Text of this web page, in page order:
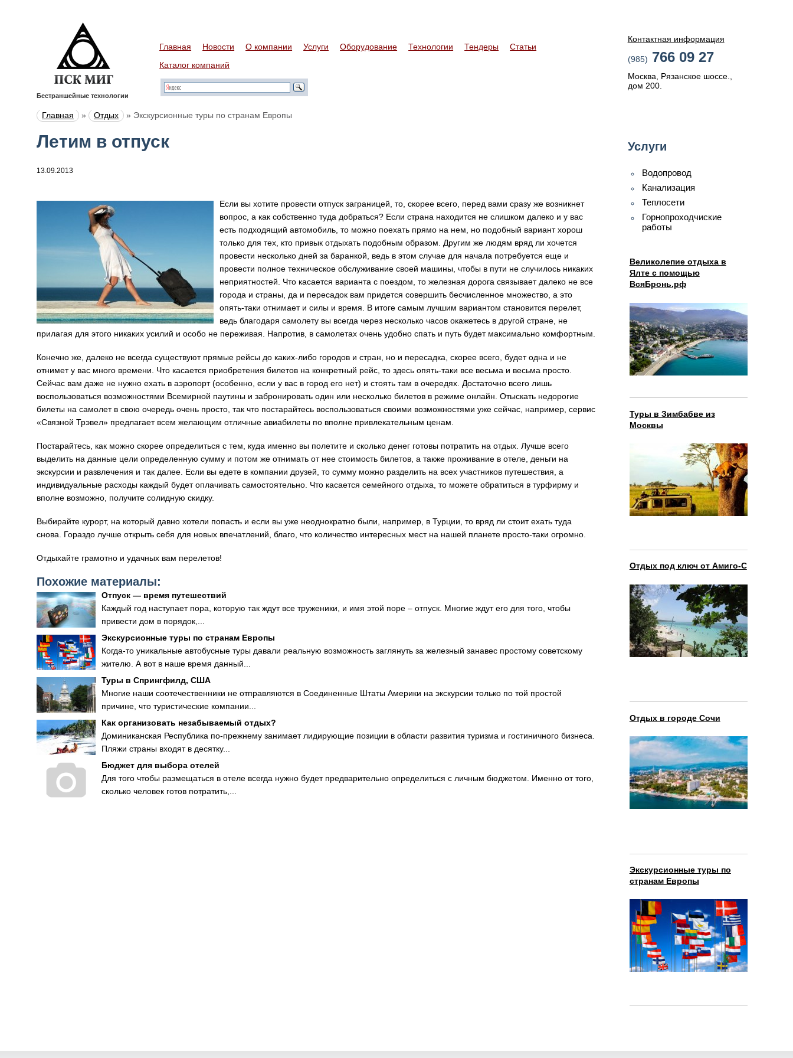
Бестраншейные технологии
Контактная информация
(985) 766 09 27
Москва, Рязанское шоссе.,
дом 200.
Главная Новости О компании Услуги Оборудование Технологии Тендеры
Статьи
Каталог компаний
Услуги
Водопровод
Канализация
Теплосети
Горнопроходчиские
работы
Великолепие отдыха в
Ялте с помощью
ВсяБронь.рф
Туры в Зимбабве из
Москвы
Отдых под ключ от Амиго-С
Отдых в городе Сочи
Экскурсионные туры по
странам Европы
Главная » Отдых » Экскурсионные туры по странам Европы
Летим в отпуск
13.09.2013
Если вы хотите провести отпуск заграницей, то, скорее всего, перед вами сразу же возникнет
вопрос, а как собственно туда добраться? Если страна находится не слишком далеко и у вас
есть подходящий автомобиль, то можно поехать прямо на нем, но подобный вариант хорош
только для тех, кто привык отдыхать подобным образом. Другим же людям вряд ли хочется
провести несколько дней за баранкой, ведь в этом случае для начала потребуется еще и
провести полное техническое обслуживание своей машины, чтобы в пути не случилось никаких
неприятностей. Что касается варианта с поездом, то железная дорога связывает далеко не все
города и страны, да и пересадок вам придется совершить бесчисленное множество, а это
опять-таки отнимает и силы и время. В итоге самым лучшим вариантом становится перелет,
ведь благодаря самолету вы всегда через несколько часов окажетесь в другой стране, не
прилагая для этого никаких усилий и особо не переживая. Напротив, в самолетах очень удобно спать и путь будет максимально комфортным.
Конечно же, далеко не всегда существуют прямые рейсы до каких-либо городов и стран, но и пересадка, скорее всего, будет одна и не
отнимет у вас много времени. Что касается приобретения билетов на конкретный рейс, то здесь опять-таки все весьма и весьма просто.
Сейчас вам даже не нужно ехать в аэропорт (особенно, если у вас в город его нет) и стоять там в очередях. Достаточно всего лишь
воспользоваться возможностями Всемирной паутины и забронировать один или несколько билетов в режиме онлайн. Отыскать недорогие
билеты на самолет в свою очередь очень просто, так что постарайтесь воспользоваться своими возможностями уже сейчас, например, сервис
«Связной Трэвел» предлагает всем желающим отличные авиабилеты по вполне привлекательным ценам.
Постарайтесь, как можно скорее определиться с тем, куда именно вы полетите и сколько денег готовы потратить на отдых. Лучше всего
выделить на данные цели определенную сумму и потом же отнимать от нее стоимость билетов, а также проживание в отеле, деньги на
экскурсии и развлечения и так далее. Если вы едете в компании друзей, то сумму можно разделить на всех участников путешествия, а
индивидуальные расходы каждый будет оплачивать самостоятельно. Что касается семейного отдыха, то можете обратиться в турфирму и
вполне возможно, получите солидную скидку.
Выбирайте курорт, на который давно хотели попасть и если вы уже неоднократно были, например, в Турции, то вряд ли стоит ехать туда
снова. Гораздо лучше открыть себя для новых впечатлений, благо, что количество интересных мест на нашей планете просто-таки огромно.
Отдыхайте грамотно и удачных вам перелетов!
Похожие материалы:
Отпуск — время путешествий
Каждый год наступает пора, которую так ждут все труженики, и имя этой поре – отпуск. Многие ждут его для того, чтобы
привести дом в порядок,...
Экскурсионные туры по странам Европы
Когда-то уникальные автобусные туры давали реальную возможность заглянуть за железный занавес простому советскому
жителю. А вот в наше время данный...
Туры в Спрингфилд, США
Многие наши соотечественники не отправляются в Соединенные Штаты Америки на экскурсии только по той простой
причине, что туристические компании...
Как организовать незабываемый отдых?
Доминиканская Республика по-прежнему занимает лидирующие позиции в области развития туризма и гостиничного бизнеса.
Пляжи страны входят в десятку...
Бюджет для выбора отелей
Для того чтобы размещаться в отеле всегда нужно будет предварительно определиться с личным бюджетом. Именно от того,
сколько человек готов потратить,...